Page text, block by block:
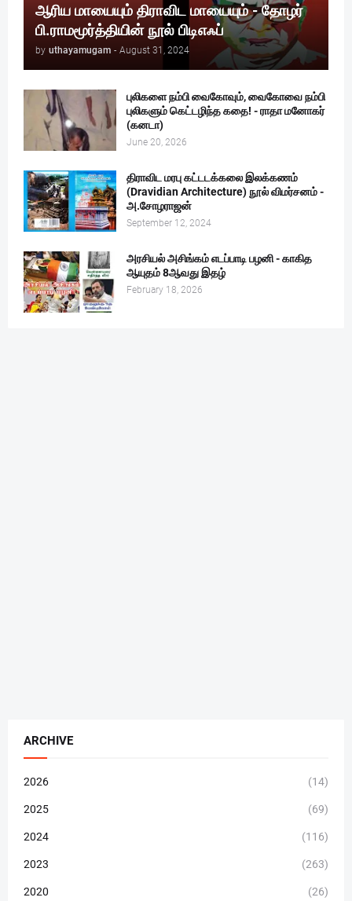
ஆரிய மாயையும் திராவிட மாயையும் - தோழர்
பி.ராமமூர்த்தியின் நூல் பிடிஎஃப்
by uthayamugam - August 31, 2024
புலிகளை நம்பி வைகோவும், வைகோவை நம்பி
புலிகளும் கெட்டழிந்த கதை! - ராதா மனோகர்
(கனடா)
June 20, 2026
திராவிட மரபு கட்டடக்கலை இலக்கணம்
(Dravidian Architecture) நூல் விமர்சனம் -
அ.சோழராஜன்
September 12, 2024
அரசியல் அசிங்கம் எடப்பாடி பழனி - காகித
ஆயுதம் 8ஆவது இதழ்
February 18, 2026
ARCHIVE
2026 (14)
2025 (69)
2024 (116)
2023 (263)
2020 (26)